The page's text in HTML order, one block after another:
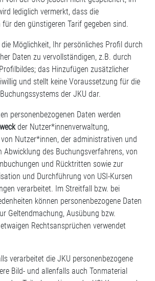
lediglich vermerkt, dass die
den günstigeren Tarif gegeben sind.
Möglichkeit, Ihr persönliches Profil durch
Daten zu vervollständigen, z.B. durch
das Hinzufügen zusätzlicher
und stellt keine Voraussetzung für die
der JKU dar.
personenbezogenen Daten werden
der Nutzer*innenverwaltung,
Nutzer*innen, der administrativen und
Abwicklung des Buchungsverfahrens, von
und Rücktritten sowie zur
und Durchführung von USI-Kursen
verarbeitet. Im Streitfall bzw. bei
können personenbezogene Daten
Geltendmachung, Ausübung bzw.
Rechtsansprüchen verwendet
verarbeitet die JKU personenbezogene
Bild- und allenfalls auch Tonmaterial